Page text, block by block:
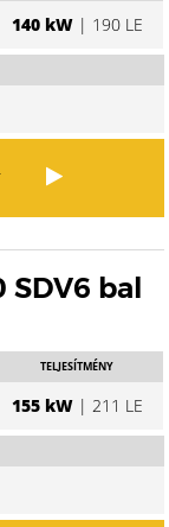
140 kW| 190 LE
SDV6 bal
TELJESÍTMÉNY
155 kW| 211 LE